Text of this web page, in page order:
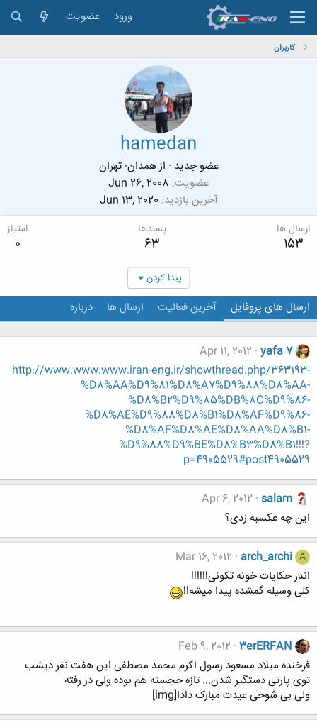
ورود عضویت
کاربران
hamedan
عضو جدید · ازهمدان- تهران
عضویت Jun 26, 2008
آخرین بازدید Jun 13, 2020
ارسال ها
153
پسندها
63
امتیاز
0
پیدا کردن
ارسال های پروفایل آخرین فعالیت ارسال ها درباره
yafa 7
Apr 11, 2012
http://www.www.www.iran-eng.ir/showthread.php/363193-
%D8%AA%D9%81%D8%A7%D9%88%D8%AA-
%D8%B2%D9%85%DB%8C%D9%86-
%D8%AE%D9%88%D8%B1%D8%AF%D9%86-
%D8%AF%D8%AE%D8%AA%D8%B1-
%D9%88%D9%BE%D8%B3%D8%B1!!!?
p=4905529#post4905529
salam
Apr 6, 2012
این چه عکسبه زدی؟
A
arch_archi
Mar 16, 2012
اندر حکایات خونه تکونی!!!!!!
کلی وسیله گمشده پیدا میشه!!
3erERFAN
Feb 9, 2012
فرخنده میلاد مسعود رسول اکرم محمد مصطفی این هفت نفر دیشب
توی پارتی دستگیر شدن... تازه خجسته هم بوده ولی در رفته
ولی بی شوخی عیدت مبارک دادا[img]